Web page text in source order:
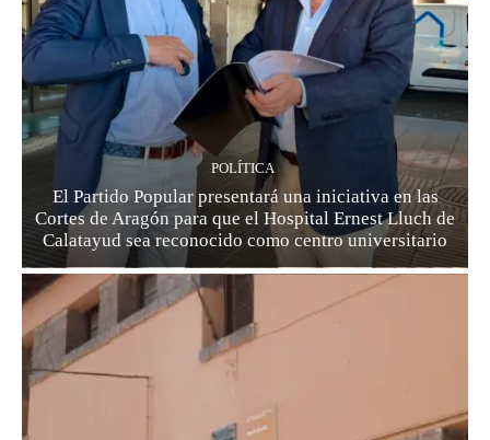
POLÍTICA
El Partido Popular presentará una iniciativa en las
Cortes de Aragón para que el Hospital Ernest Lluch de
Calatayud sea reconocido como centro universitario